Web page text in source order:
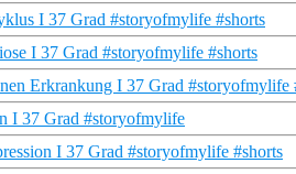
I 37 Grad #storyofmylife #shorts
I 37 Grad #storyofmylife #shorts
Erkrankung I 37 Grad #storyofmylife
I 37 Grad #storyofmylife
I 37 Grad #storyofmylife #shorts